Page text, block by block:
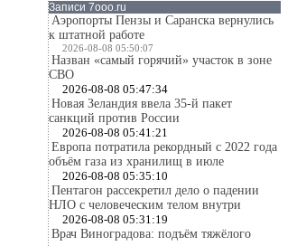
Записи 7ooo.ru
Аэропорты Пензы и Саранска вернулись
к штатной работе
2026-08-08 05:50:07
Назван «самый горячий» участок в зоне
СВО
2026-08-08 05:47:34
Новая Зеландия ввела 35-й пакет
санкций против России
2026-08-08 05:41:21
Европа потратила рекордный с 2022 года
объём газа из хранилищ в июле
2026-08-08 05:35:10
Пентагон рассекретил дело о падении
НЛО с человеческим телом внутри
2026-08-08 05:31:19
Врач Виноградова: подъём тяжёлого